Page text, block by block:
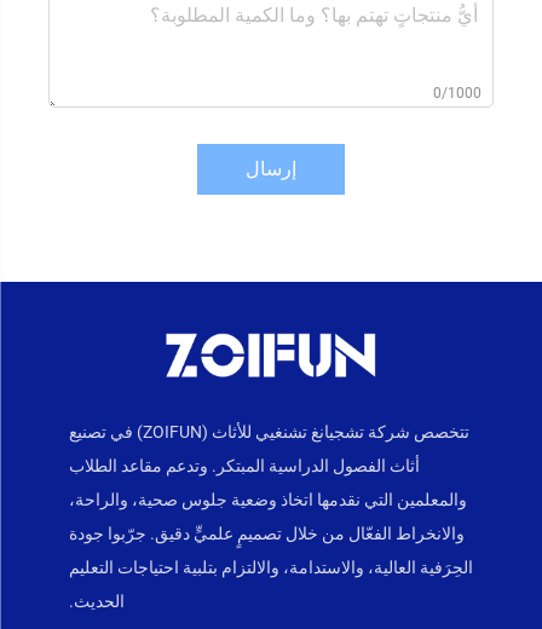
0/1000
إرسال
تتخصص شركة تشجيانغ تشنغيي للأثاث (ZOIFUN) في تصنيع
أثاث الفصول الدراسية المبتكر. وتدعم مقاعد الطلاب
والمعلمين التي نقدمها اتخاذ وضعية جلوس صحية، والراحة،
والانخراط الفعّال من خلال تصميمٍ علميٍّ دقيق. جرّبوا جودة
الحِرَفية العالية، والاستدامة، والالتزام بتلبية احتياجات التعليم
الحديث.